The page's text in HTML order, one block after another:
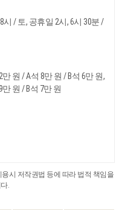
시 / 토, 공휴일 2시, 6시 30분 /
원 / A석 8만 원 / B석 6만 원,
원 / B석 7만 원
시 저작권법 등에 따라 법적 책임을
.